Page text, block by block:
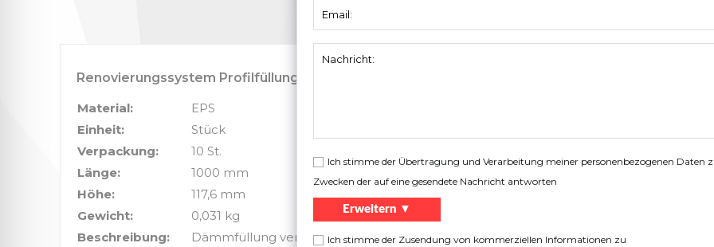
Ich stimme der Übertragung und Verarbeitung meiner personenbezogenen Daten
Zwecken der auf eine gesendete Nachricht antworten
Erweitern ▼
Ich stimme der Zusendung von kommerziellen Informationen zu
Renovierungssystem Profilfüllung 78120EPS-REN
Material:
EPS
Einheit:
Stück
Verpackung:
10 St.
Länge:
1000 mm
Höhe:
117,6 mm
Gewicht:
0,031 kg
Beschreibung:
Dämmfüllung verwendet mit Sanierungssystem 15103500-REN-120